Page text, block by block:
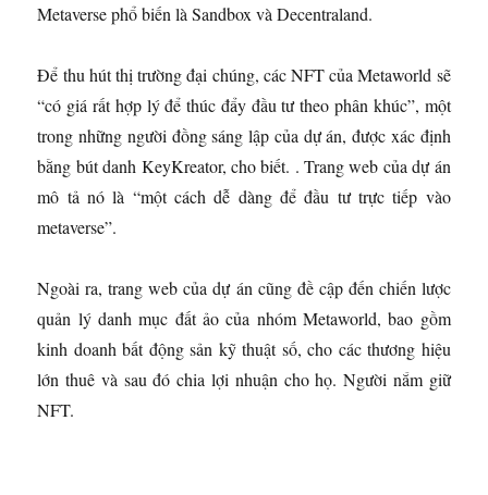
Metaverse phổ biến là Sandbox và Decentraland.
Để thu hút thị trường đại chúng, các NFT của Metaworld sẽ
“có giá rất hợp lý để thúc đẩy đầu tư theo phân khúc”, một
trong những người đồng sáng lập của dự án, được xác định
bằng bút danh KeyKreator, cho biết. . Trang web của dự án
mô tả nó là “một cách dễ dàng để đầu tư trực tiếp vào
metaverse”.
Ngoài ra, trang web của dự án cũng đề cập đến chiến lược
quản lý danh mục đất ảo của nhóm Metaworld, bao gồm
kinh doanh bất động sản kỹ thuật số, cho các thương hiệu
lớn thuê và sau đó chia lợi nhuận cho họ. Người nắm giữ
NFT.